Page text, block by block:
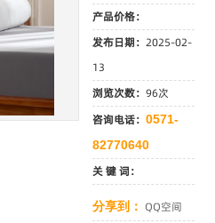
产品价格：
发布日期：2025-02-
13
浏览次数：96次
咨询电话：0571-
82770640
关 键 词：
分享到： QQ空间